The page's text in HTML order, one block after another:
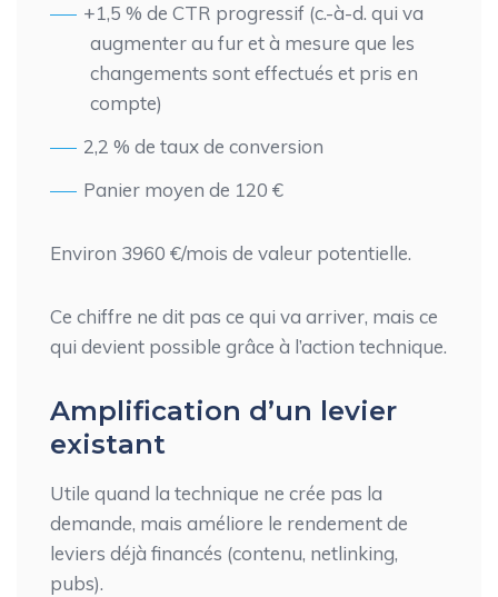
+1,5 % de CTR progressif (c.-à-d. qui va
augmenter au fur et à mesure que les
changements sont effectués et pris en
compte)
2,2 % de taux de conversion
Panier moyen de 120 €
Environ 3960 €/mois de valeur potentielle.
Ce chiffre ne dit pas ce qui va arriver, mais ce
qui devient possible grâce à l’action technique.
Amplification d’un levier
existant
Utile quand la technique ne crée pas la
demande, mais améliore le rendement de
leviers déjà financés (contenu, netlinking,
pubs).